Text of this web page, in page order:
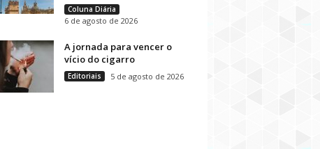
Coluna Diária
6 de agosto de 2026
A jornada para vencer o
vício do cigarro
Editoriais 5 de agosto de 2026